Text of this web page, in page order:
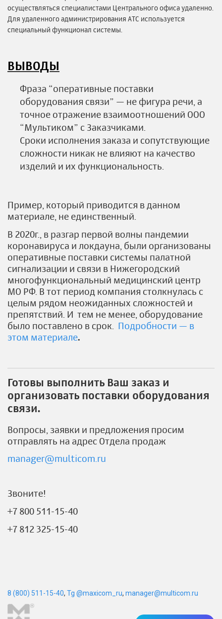
осуществляться специалистами Центрального офиса удаленно.
Для удаленного администрирования АТС используется
специальный функционал системы.
ВЫВОДЫ
Фраза “оперативные поставки
оборудования связи” — не фигура речи, а
точное отражение взаимоотношений ООО
“Мультиком” с Заказчиками.
Сроки исполнения заказа и сопутствующие
сложности никак не влияют на качество
изделий и их функциональность.
Пример, который приводится в данном
материале, не единственный.
В 2020г., в разгар первой волны пандемии
коронавируса и локдауна, были организованы
оперативные поставки системы палатной
сигнализации и связи в Нижегородский
многофункциональный медицинский центр
МО РФ. В тот период компания столкнулась с
целым рядом неожиданных сложностей и
препятствий. И тем не менее, оборудование
было поставлено в срок. Подробности — в
этом материале.
Готовы выполнить Ваш заказ и
организовать поставки оборудования
связи.
Вопросы, заявки и предложения просим
отправлять на адрес Отдела продаж
manager@multicom.ru
Звоните!
+7 800 511-15-40
+7 812 325-15-40
8 (800) 511-15-40, Tg @maxicom_ru, manager@multicom.ru